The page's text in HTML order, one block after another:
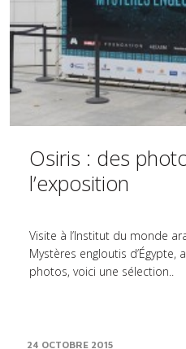
Osiris : des
l’exposition
Visite à l’Institut du monde
Mystères engloutis
photos, voici une sélection..
24 OCTOBRE 2015